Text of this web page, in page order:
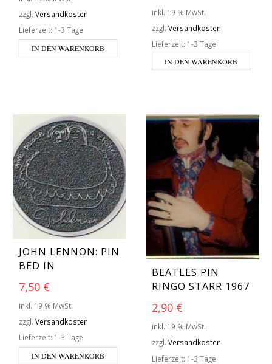
zzgl. Versandkosten
Lieferzeit: 1-3 Tage
IN DEN WARENKORB
inkl. 19 % MwSt.
zzgl. Versandkosten
Lieferzeit: 1-3 Tage
IN DEN WARENKORB
JOHN LENNON: PIN
BED IN
7,50 €
inkl. 19 % MwSt.
zzgl. Versandkosten
Lieferzeit: 1-3 Tage
IN DEN WARENKORB
BEATLES PIN
RINGO STARR 1967
2,90 €
inkl. 19 % MwSt.
zzgl. Versandkosten
Lieferzeit: 1-3 Tage